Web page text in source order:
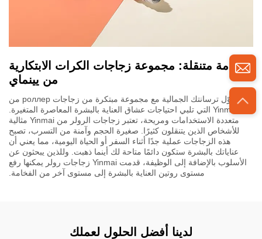
فخامة متنقلة: مجموعة زجاجات الكرات الابتكارية
من يينماي
حوّل ترسانتك الجمالية مع مجموعة مبتكرة من زجاجات роллер من
Yinmai التي تلبي احتياجات عشاق العناية بالبشرة المعاصرة المتغيرة.
متعددة الاستخدامات ومريحة، تعتبر زجاجات الرولر من Yinmai مثالية
للأشخاص الذين يتنقلون كثيرًا. صغيرة الحجم وآمنة من التسرب، تصبح
هذه الزجاجات عملية جدًا أثناء السفر أو الحياة اليومية، مما يعني أن
عناياتك بالبشرة ستكون دائمًا متاحة لك أينما ذهبت. وللذين يبحثون عن
الأسلوب بالإضافة إلى الوظيفة، قدمت Yinmai زجاجات رولر يمكنها رفع
مستوى روتين العناية بالبشرة إلى مستوى آخر من الفخامة.
لدينا أفضل الحلول لعملك